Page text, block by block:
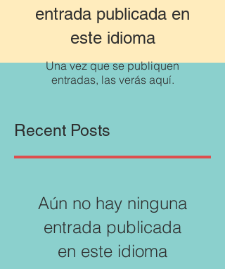
entrada publicada en
este idioma
Una vez que se publiquen
entradas, las verás aquí.
Recent Posts
Aún no hay ninguna
entrada publicada
en este idioma